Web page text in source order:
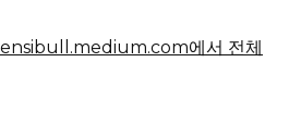
에서 전체